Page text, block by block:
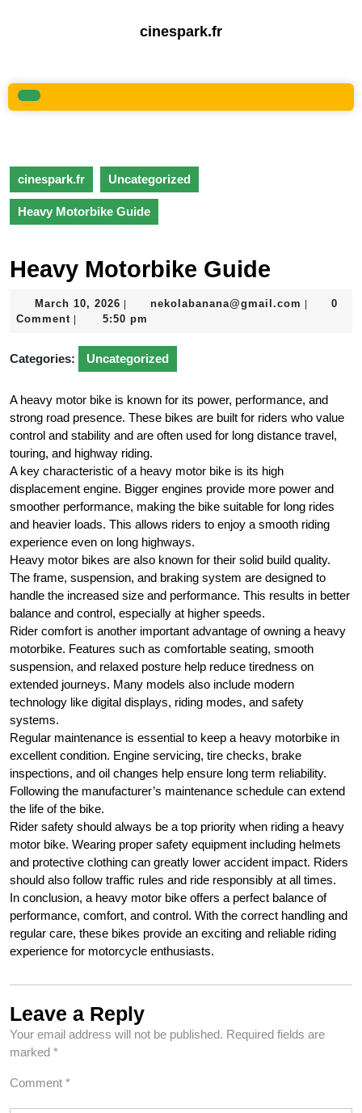
cinespark.fr
Open
cinespark.fr Uncategorized
Heavy Motorbike Guide
Heavy Motorbike Guide
March 10, 2026 March
10,
nekolabanana@gmail.com
0
Comment
5:50 pm
Categories: Uncategorized
A heavy motor bike is known for its power, performance, and
strong road presence. These bikes are built for riders who value
control and stability and are often used for long distance travel,
touring, and highway riding.
A key characteristic of a heavy motor bike is its high
displacement engine. Bigger engines provide more power and
smoother performance, making the bike suitable for long rides
and heavier loads. This allows riders to enjoy a smooth riding
experience even on long highways.
Heavy motor bikes are also known for their solid build quality.
The frame, suspension, and braking system are designed to
handle the increased size and performance. This results in better
balance and control, especially at higher speeds.
Rider comfort is another important advantage of owning a heavy
motorbike. Features such as comfortable seating, smooth
suspension, and relaxed posture help reduce tiredness on
extended journeys. Many models also include modern
technology like digital displays, riding modes, and safety
systems.
Regular maintenance is essential to keep a heavy motorbike in
excellent condition. Engine servicing, tire checks, brake
inspections, and oil changes help ensure long term reliability.
Following the manufacturer’s maintenance schedule can extend
the life of the bike.
Rider safety should always be a top priority when riding a heavy
motor bike. Wearing proper safety equipment including helmets
and protective clothing can greatly lower accident impact. Riders
should also follow traffic rules and ride responsibly at all times.
In conclusion, a heavy motor bike offers a perfect balance of
performance, comfort, and control. With the correct handling and
regular care, these bikes provide an exciting and reliable riding
experience for motorcycle enthusiasts.
Leave a Reply
Your email address will not be published. Required fields are
marked *
Comment *